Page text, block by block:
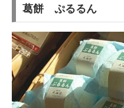
葛餅 ぷるるん